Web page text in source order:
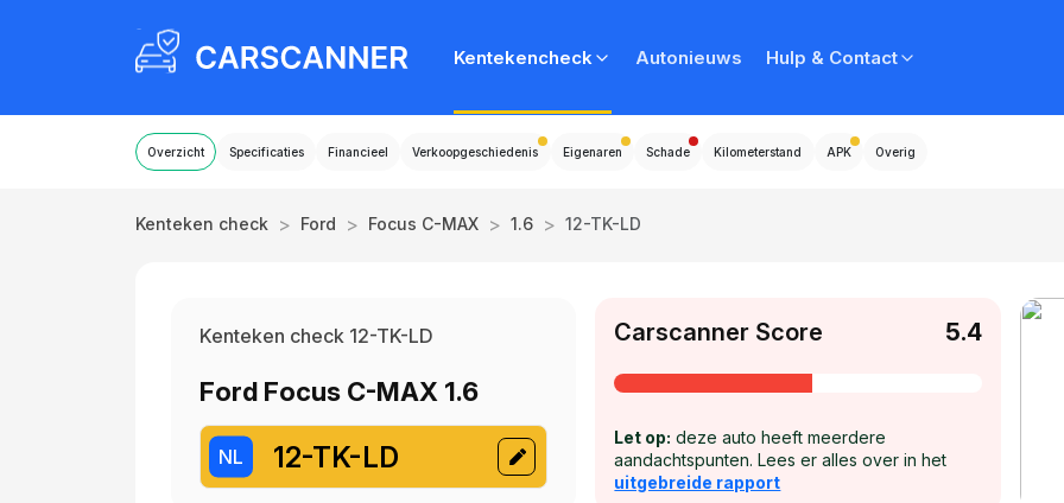
Kentekencheck Autonieuws Hulp & Contact
Overzicht Specificaties Financieel Verkoopgeschiedenis Eigenaren Schade Kilometerstand APK Overig
Kenteken check > Ford > Focus C-MAX > 1.6 > 12-TK-LD
Kenteken check 12-TK-LD
Ford Focus C-MAX 1.6
NL 12-TK-LD
Carscanner Score 5.4
Let op: deze auto heeft meerdere
aandachtspunten. Lees er alles over in het
uitgebreide rapport